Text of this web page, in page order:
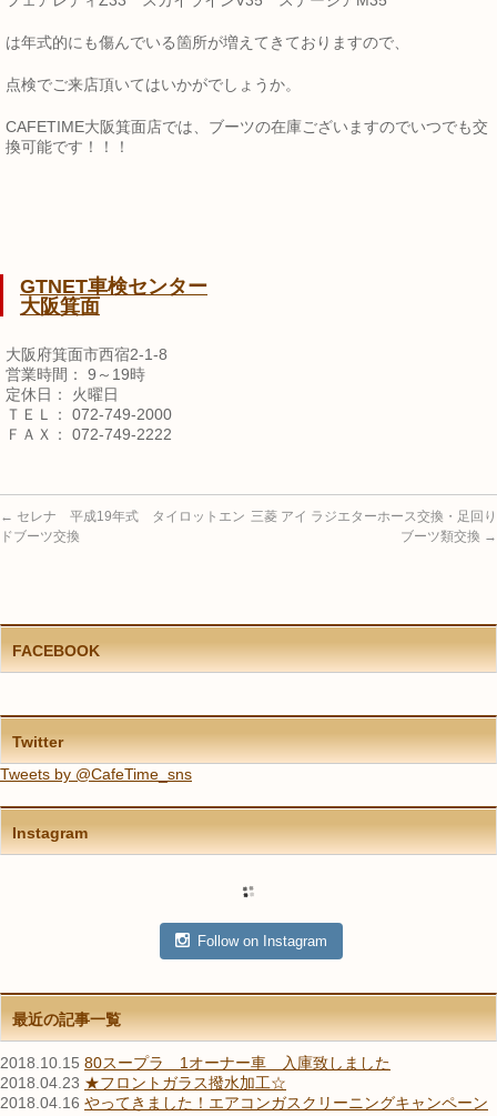
は年式的にも傷んでいる箇所が増えてきておりますので、
点検でご来店頂いてはいかがでしょうか。
CAFETIME大阪箕面店では、ブーツの在庫ございますのでいつでも交
換可能です！！！
GTNET車検センター
大阪箕面
大阪府箕面市西宿2-1-8
営業時間： 9～19時
定休日： 火曜日
ＴＥＬ： 072-749-2000
ＦＡＸ： 072-749-2222
← セレナ 平成19年式 タイロットエン
ドブーツ交換
三菱 アイ ラジエターホース交換・足回り
ブーツ類交換 →
FACEBOOK
Twitter
Tweets by @CafeTime_sns
Instagram
Follow on Instagram
最近の記事一覧
2018.10.15 80スープラ 1オーナー車 入庫致しました
2018.04.23 ★フロントガラス撥水加工☆
2018.04.16 やってきました！エアコンガスクリーニングキャンペーン